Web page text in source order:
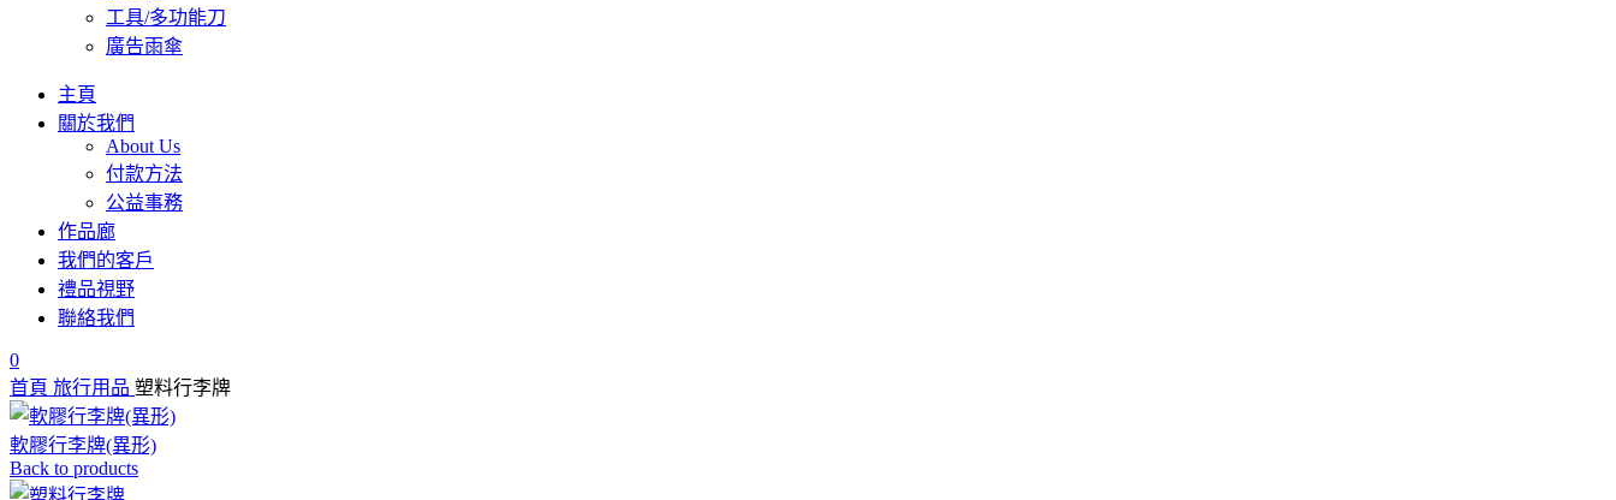
工具/多功能刀
廣告雨傘
主頁
關於我們
About Us
付款方法
公益事務
作品廊
我們的客戶
禮品視野
聯絡我們
0
首頁 旅行用品 塑料行李牌
軟膠行李牌(異形)
Back to products